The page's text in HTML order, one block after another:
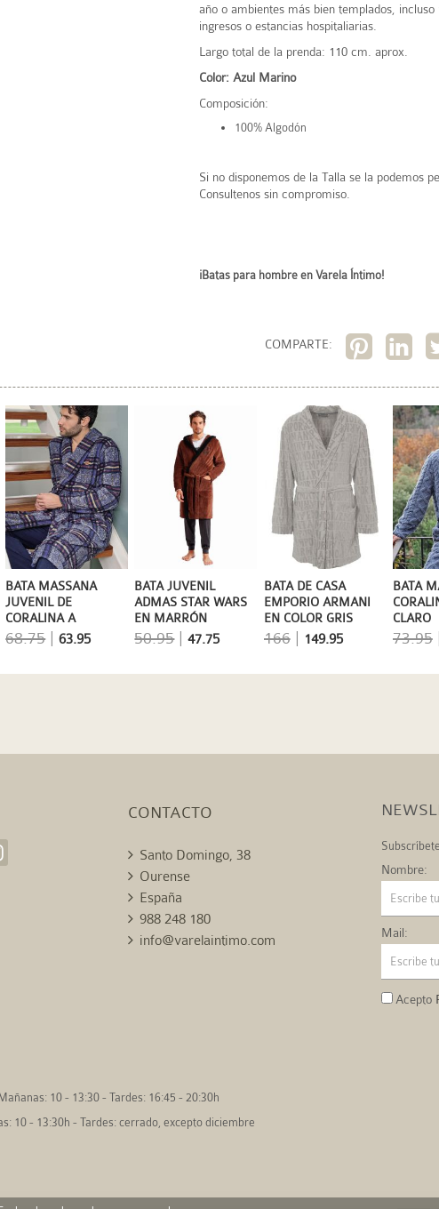
año o ambientes más bien templados, incluso
ingresos o estancias hospitaliarias.
Largo total de la prenda: 110 cm. aprox.
Color: Azul Marino
Composición:
100% Algodón
Si no disponemos de la Talla se la podemos
Consultenos sin compromiso.
¡Batas para hombre en Varela Íntimo!
COMPARTE:
BATA
CLARO
73.95|
BATA DE CASA
EMPORIO ARMANI
EN COLOR GRIS
CLARO
166| 149.95
BATA JUVENIL
ADMAS STAR WARS
EN MARRÓN
50.95|47.75
BATA MASSANA
JUVENIL DE
CORALINA A
CUADROS EN AZUL
68.75|63.95
CONTACTO
Santo Domingo, 38
Ourense
España
988 248 180
info@varelaintimo.com
Nombre:
Mail:
Acepto
10 - 13:30 - Tardes: 16:45 - 20:30h
10 - 13:30h - Tardes: cerrado, excepto diciembre